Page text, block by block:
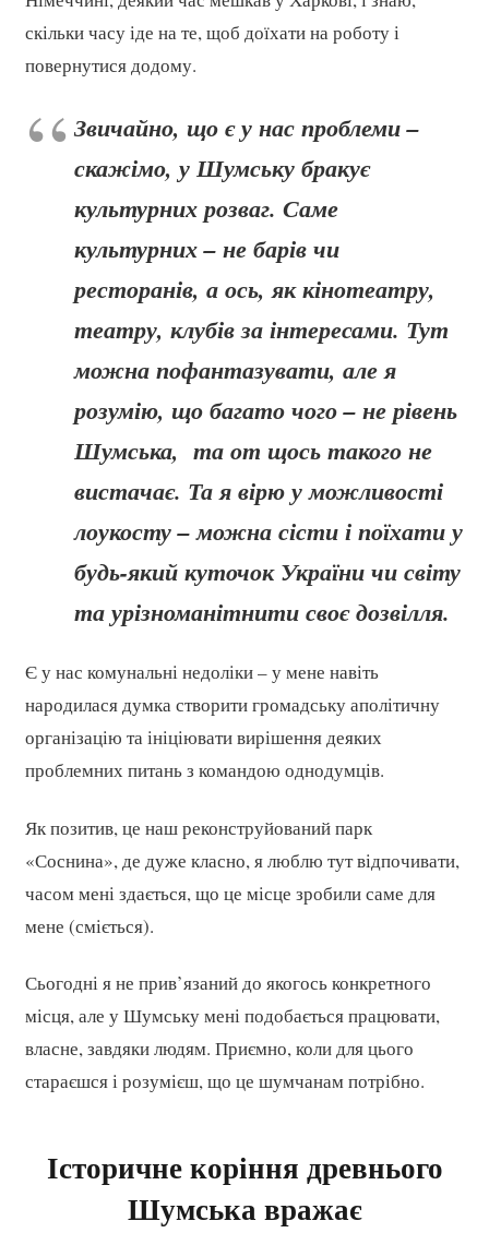
скільки часу іде на те, щоб доїхати на роботу і
повернутися додому.
Звичайно, що є у нас проблеми –
скажімо, у Шумську бракує
культурних розваг. Саме
культурних – не барів чи
ресторанів, а ось, як кінотеатру,
театру, клубів за інтересами. Тут
можна пофантазувати, але я
розумію, що багато чого – не рівень
Шумська, та от щось такого не
вистачає. Та я вірю у можливості
лоукосту – можна сісти і поїхати у
будь-який куточок України чи світу
та урізноманітнити своє дозвілля.
Є у нас комунальні недоліки – у мене навіть
народилася думка створити громадську аполітичну
організацію та ініціювати вирішення деяких
проблемних питань з командою однодумців.
Як позитив, це наш реконструйований парк
«Соснина», де дуже класно, я люблю тут відпочивати,
часом мені здається, що це місце зробили саме для
мене (сміється).
Сьогодні я не прив’язаний до якогось конкретного
місця, але у Шумську мені подобається працювати,
власне, завдяки людям. Приємно, коли для цього
стараєшся і розумієш, що це шумчанам потрібно.
Історичне коріння древнього
Шумська вражає